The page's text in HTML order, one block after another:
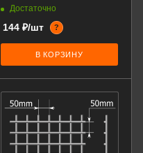
Достаточно
144 ₽/шт ?
В КОРЗИНУ